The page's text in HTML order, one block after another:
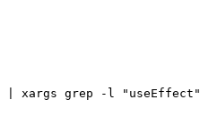
xargs grep -l "useEffect"